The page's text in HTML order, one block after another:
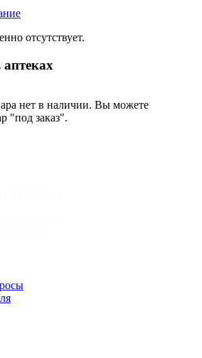
отсутствует.
нет в наличии. Вы можете
"под заказ".